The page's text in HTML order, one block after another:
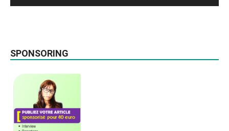
SPONSORING